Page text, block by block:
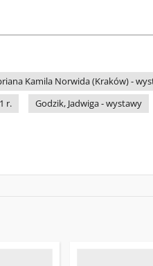
Kamila Norwida (Kraków) -
r.
Godzik, Jadwiga - wystawy